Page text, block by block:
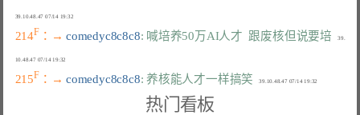
214F ：→ comedyc8c8c8: 喊培养50万AI人才  跟废核但说要培
    39.
215F ：→ comedyc8c8c8: 养核能人才一样搞笑
热门看板